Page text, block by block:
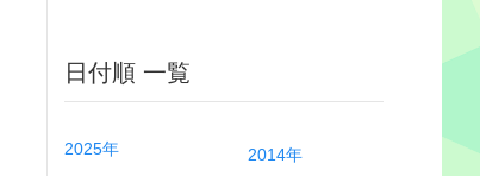
日付順 一覧
2025年
2014年